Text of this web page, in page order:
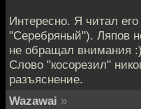
Интересно. Я читал
"Серебряный"). Ляпов
не обращал внимания :)
Слово "косорезил"
разъяснение.
Wazawai »